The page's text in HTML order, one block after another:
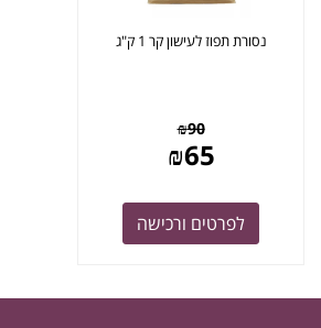
נסורת תפוז לעישון קר 1 ק"ג
₪90
₪65
לפרטים ורכישה